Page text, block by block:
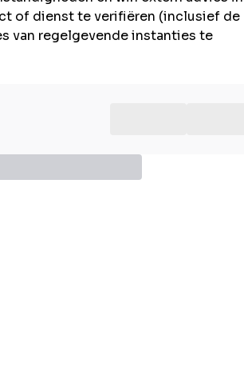
of dienst te verifiëren (inclusief de
van regelgevende instanties te